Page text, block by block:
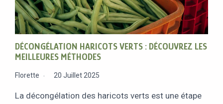
DÉCONGÉLATION HARICOTS VERTS : DÉCOUVREZ LES
MEILLEURES MÉTHODES
Florette 20 Juillet 2025
La décongélation des haricots verts est une étape